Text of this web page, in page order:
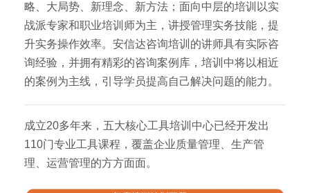
略、大局势、新理念、新方法；面向中层的培训以实
战派专家和职业培训师为主，讲授管理实务技能，提
升实务操作效率。安信达咨询培训的讲师具有实际咨
询经验，并拥有精彩的咨询案例库，培训中将以相近
的案例为主线，引导学员提高自己解决问题的能力。
成立20多年来，五大核心工具培训中心已经开发出
110门专业工具课程，覆盖企业质量管理、生产管
理、运营管理的方方面面。